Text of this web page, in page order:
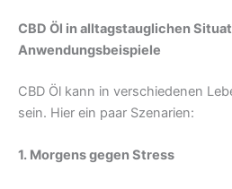
CBD Öl in alltagstauglichen
Anwendungsbeispiele
CBD Öl kann in verschiedenen
sein. Hier ein paar Szenarien:
1. Morgens gegen Stress